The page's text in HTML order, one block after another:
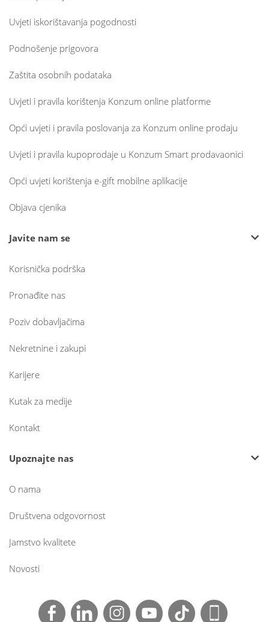
Uvjeti iskorištavanja pogodnosti
Podnošenje prigovora
Zaštita osobnih podataka
Uvjeti i pravila korištenja Konzum online platforme
Opći uvjeti i pravila poslovanja za Konzum online prodaju
Uvjeti i pravila kupoprodaje u Konzum Smart prodavaonici
Opći uvjeti korištenja e-gift mobilne aplikacije
Objava cjenika
Javite nam se
Korisnička podrška
Pronađite nas
Poziv dobavljačima
Nekretnine i zakupi
Karijere
Kutak za medije
Kontakt
Upoznajte nas
O nama
Društvena odgovornost
Jamstvo kvalitete
Novosti